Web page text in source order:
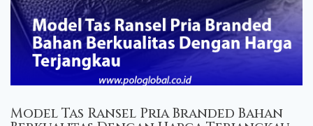
Model Tas Ransel Pria Branded Bahan